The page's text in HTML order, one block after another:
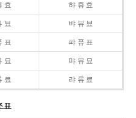
효 햐 휴 효
뵤 뱌 뷰 뵤
표 퍄 퓨 표
묘 먀 뮤 묘
료 랴 류 료
표